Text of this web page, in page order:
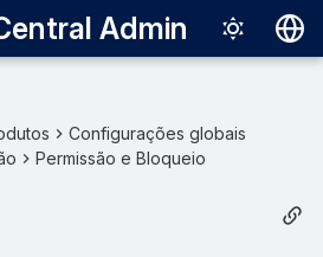
Admin
English
Configurações globais
Permissão e Bloqueio